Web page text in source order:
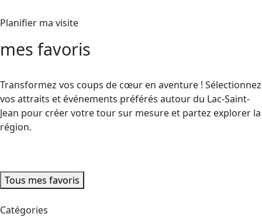
Planifier ma visite
mes favoris
Transformez vos coups de cœur en aventure ! Sélectionnez
vos attraits et événements préférés autour du Lac-Saint-
Jean pour créer votre tour sur mesure et partez explorer la
région.
Tous mes favoris
Catégories